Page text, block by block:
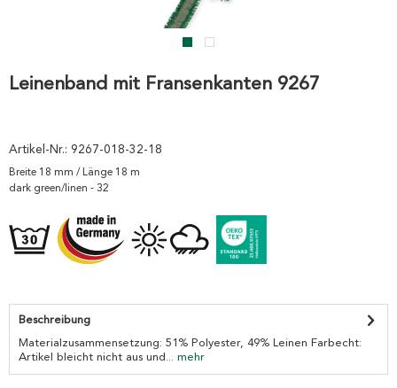
Leinenband mit Fransenkanten 9267
Artikel-Nr.: 9267-018-32-18
Breite 18 mm / Länge 18 m
dark green/linen - 32
Beschreibung
Materialzusammensetzung: 51% Polyester, 49% Leinen Farbecht:
Artikel bleicht nicht aus und... mehr